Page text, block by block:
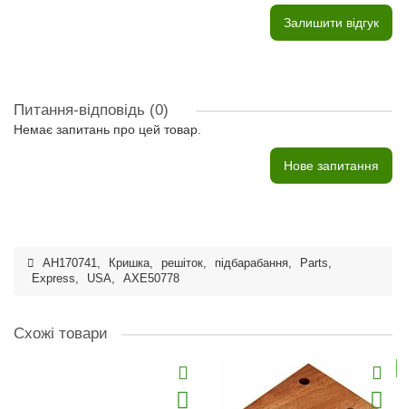
Залишити відгук
Питання-відповідь (0)
Немає запитань про цей товар.
Нове запитання
AH170741, Кришка, решіток, підбарабання, Parts,
Express, USA, AXE50778
Схожі товари